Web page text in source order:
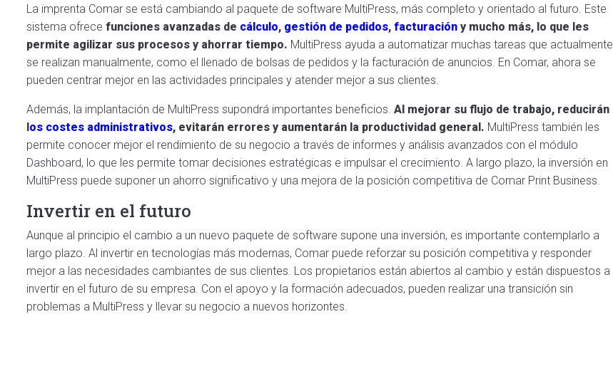
La imprenta Comar se está cambiando al paquete de software MultiPress, más completo y orientado al futuro. Este
sistema ofrece funciones avanzadas de cálculo, gestión de pedidos, facturación y mucho más, lo que les
permite agilizar sus procesos y ahorrar tiempo. MultiPress ayuda a automatizar muchas tareas que actualmente
se realizan manualmente, como el llenado de bolsas de pedidos y la facturación de anuncios. En Comar, ahora se
pueden centrar mejor en las actividades principales y atender mejor a sus clientes.
Además, la implantación de MultiPress supondrá importantes beneficios. Al mejorar su flujo de trabajo, reducirán
los costes administrativos, evitarán errores y aumentarán la productividad general. MultiPress también les
permite conocer mejor el rendimiento de su negocio a través de informes y análisis avanzados con el módulo
Dashboard, lo que les permite tomar decisiones estratégicas e impulsar el crecimiento. A largo plazo, la inversión en
MultiPress puede suponer un ahorro significativo y una mejora de la posición competitiva de Comar Print Business.
Invertir en el futuro
Aunque al principio el cambio a un nuevo paquete de software supone una inversión, es importante contemplarlo a
largo plazo. Al invertir en tecnologías más modernas, Comar puede reforzar su posición competitiva y responder
mejor a las necesidades cambiantes de sus clientes. Los propietarios están abiertos al cambio y están dispuestos a
invertir en el futuro de su empresa. Con el apoyo y la formación adecuados, pueden realizar una transición sin
problemas a MultiPress y llevar su negocio a nuevos horizontes.